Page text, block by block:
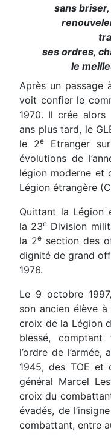
sans
ses ordres,
le
Après un passage
voit confier le
1970. Il crée alors
ans plus tard, le
le 2e
Etranger
évolutions de
légion moderne et
Légion étrangère
Quittant la Légion
la 23e Division
la 2e section des
dignité de grand
1976.
Le 9 octobre
son ancien élève
croix de la Légion
blessé,
l’ordre de
1945, des TOE et
général Marcel
croix du
évadés, de
combattant, entre